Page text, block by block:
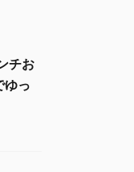
チお
ゆっ